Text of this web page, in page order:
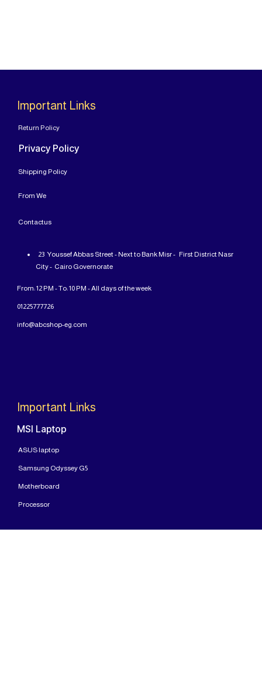
Important Links
Return Policy
Privacy Policy
Shipping Policy
From We
Contactus
23 Youssef Abbas Street - Next to Bank Misr - First District Nasr
City - Cairo Governorate
From: 12 PM - To: 10 PM - All days of the week
01225777726
info@abcshop-eg.com
Important Links
MSI Laptop
ASUS laptop
Samsung Odyssey G5
Motherboard
Processor